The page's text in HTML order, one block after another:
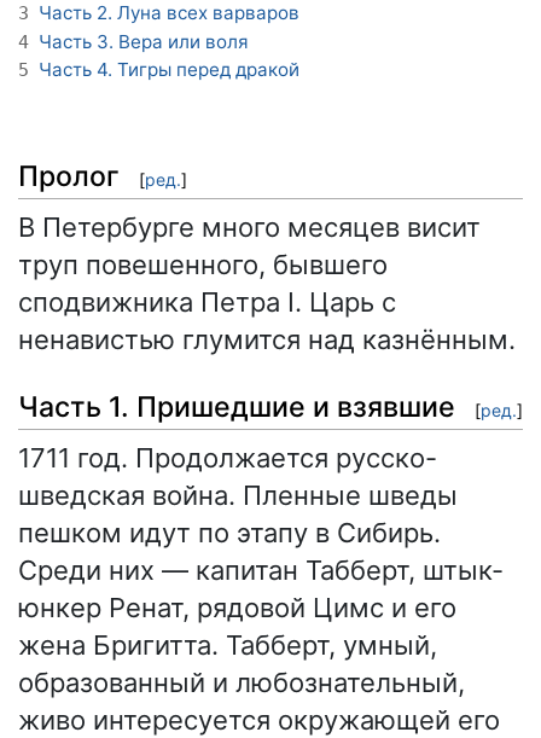
3 Часть 2. Луна всех варваров
4 Часть 3. Вера или воля
5 Часть 4. Тигры перед дракой
Пролог [ред.]
В Петербурге много месяцев висит
труп повешенного, бывшего
сподвижника Петра I. Царь с
ненавистью глумится над казнённым.
Часть 1. Пришедшие и взявшие [ред.]
1711 год. Продолжается русско-
шведская война. Пленные шведы
пешком идут по этапу в Сибирь.
Среди них — капитан Табберт, штык-
юнкер Ренат, рядовой Цимс и его
жена Бригитта. Табберт, умный,
образованный и любознательный,
живо интересуется окружающей его